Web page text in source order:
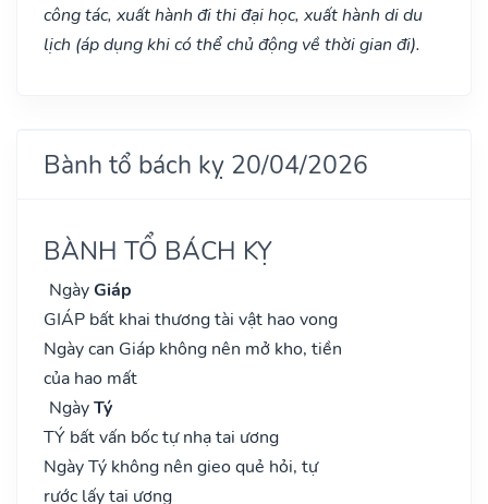
công tác, xuất hành đi thi đại học, xuất hành di du
lịch (áp dụng khi có thể chủ động về thời gian đi).
Bành tổ bách kỵ 20/04/2026
BÀNH TỔ BÁCH KỴ
NgàyGiáp
GIÁP bất khai thương tài vật hao vong
Ngày can Giáp không nên mở kho, tiền
của hao mất
NgàyTý
TÝ bất vấn bốc tự nhạ tai ương
Ngày Tý không nên gieo quẻ hỏi, tự
rước lấy tai ương